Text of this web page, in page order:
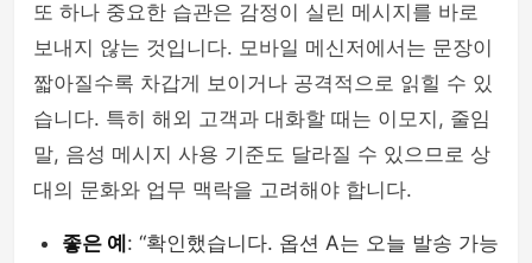
또 하나 중요한 습관은 감정이 실린 메시지를 바로
보내지 않는 것입니다. 모바일 메신저에서는 문장이
짧아질수록 차갑게 보이거나 공격적으로 읽힐 수 있
습니다. 특히 해외 고객과 대화할 때는 이모지, 줄임
말, 음성 메시지 사용 기준도 달라질 수 있으므로 상
대의 문화와 업무 맥락을 고려해야 합니다.
좋은 예 : “확인했습니다. 옵션 A는 오늘 발송 가능